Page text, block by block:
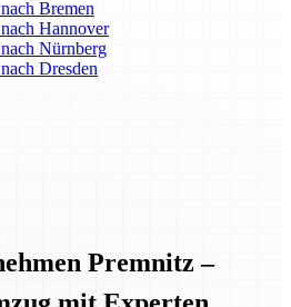
Bremen
Hannover
Nürnberg
Dresden
Premnitz –